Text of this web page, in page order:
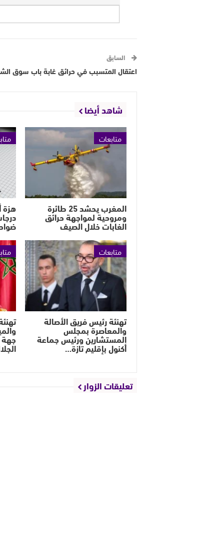
السابق
اعتقال المتسبب في حرائق غابة باب سوق
شاهد أيضا
متابعات
المغرب يحشد 25 طائرة
ومروحية لمواجهة حرائق
الغابات خلال الصيف
متابعات
تهنئة رئيس فريق الأصالة
والمعاصرة بمجلس
المستشارين ورئيس جماعة
أكنول بإقليم تازة…
تعليقات الزوار